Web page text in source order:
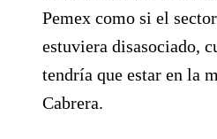
Pemex como si el
estuviera disasociado,
tendría que estar en la
Cabrera.